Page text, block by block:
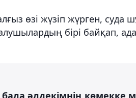
өзі жүзіп жүрген, суда
бірі байқап,
әлдекімнің көмекке